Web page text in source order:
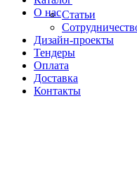
О насСтатьи
Дизайн-проекты
Тендеры
Оплата
Доставка
Контакты